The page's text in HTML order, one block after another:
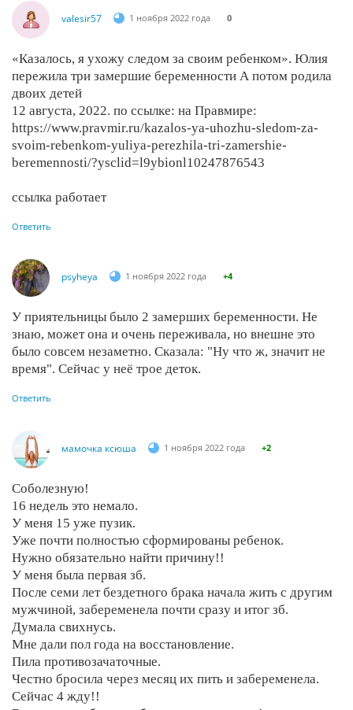
valesir57 1 ноября 2022 года 0
«Казалось, я ухожу следом за своим ребенком». Юлия
пережила три замершие беременности А потом родила
двоих детей
12 августа, 2022. по ссылке: на Правмире:
https://www.pravmir.ru/kazalos-ya-uhozhu-sledom-za-
svoim-rebenkom-yuliya-perezhila-tri-zamershie-
beremennosti/?ysclid=l9ybionl10247876543
ссылка работает
Ответить
psyheya 1 ноября 2022 года +4
У приятельницы было 2 замерших беременности. Не
знаю, может она и очень переживала, но внешне это
было совсем незаметно. Сказала: "Ну что ж, значит не
время". Сейчас у неё трое деток.
Ответить
мамочка ксюша 1 ноября 2022 года +2
Соболезную!
16 недель это немало.
У меня 15 уже пузик.
Уже почти полностью сформированы ребенок.
Нужно обязательно найти причину!!
У меня была первая зб.
После семи лет бездетного брака начала жить с другим
мужчиной, забеременела почти сразу и итог зб.
Думала свихнусь.
Мне дали пол года на восстановление.
Пила противозачаточные.
Честно бросила через месяц их пить и забеременела.
Сейчас 4 жду!!